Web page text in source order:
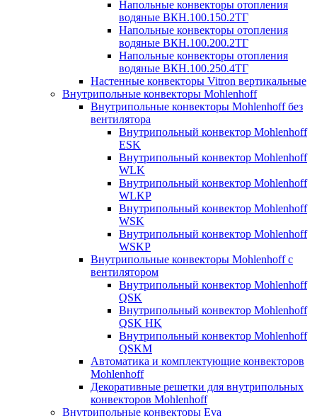
Напольные конвекторы отопления
водяные ВКН.100.150.2ТГ
Напольные конвекторы отопления
водяные ВКН.100.200.2ТГ
Напольные конвекторы отопления
водяные ВКН.100.250.4ТГ
Настенные конвекторы Vitron вертикальные
Внутрипольные конвекторы Mohlenhoff
Внутрипольные конвекторы Mohlenhoff без
вентилятора
Внутрипольный конвектор Mohlenhoff
ESK
Внутрипольный конвектор Mohlenhoff
WLK
Внутрипольный конвектор Mohlenhoff
WLKP
Внутрипольный конвектор Mohlenhoff
WSK
Внутрипольный конвектор Mohlenhoff
WSKP
Внутрипольные конвекторы Mohlenhoff с
вентилятором
Внутрипольный конвектор Mohlenhoff
QSK
Внутрипольный конвектор Mohlenhoff
QSK HK
Внутрипольный конвектор Mohlenhoff
QSKM
Автоматика и комплектующие конвекторов
Mohlenhoff
Декоративные решетки для внутрипольных
конвекторов Mohlenhoff
Внутрипольные конвекторы Eva